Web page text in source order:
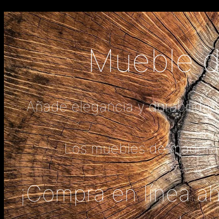
Mueble
Añade elegancia y
Los muebles de
¡Compra en línea